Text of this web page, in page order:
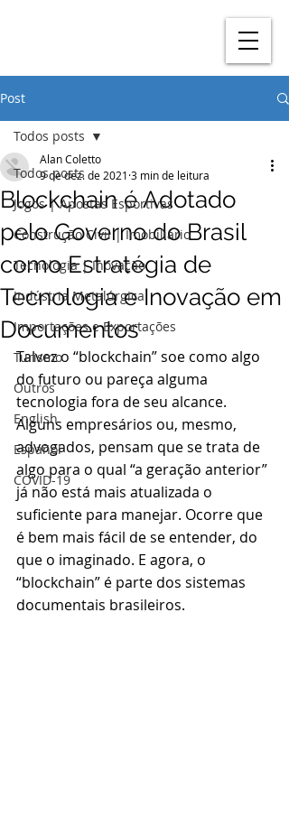
Post
Todos posts
Jogos | Apostas Esportivas
Construção Civil | Imobiliário
Tecnologia | Inovação
Indústria Metalúrgica
Importações e Exportações
Turismo
Outros
English
Español
COVID-19
Todos posts
Blockchain é Adotado
pelo Governo do Brasil
como Estratégia de
Tecnologia e Inovação em
Documentos
Alan Coletto
9 de dez. de 2021 3 min de leitura
Talvez o “blockchain” soe como algo
do futuro ou pareça alguma
tecnologia fora de seu alcance.
Alguns empresários ou, mesmo,
advogados, pensam que se trata de
algo para o qual “a geração anterior”
já não está mais atualizada o
suficiente para manejar. Ocorre que
é bem mais fácil de se entender, do
que o imaginado. E agora, o
“blockchain” é parte dos sistemas
documentais brasileiros.